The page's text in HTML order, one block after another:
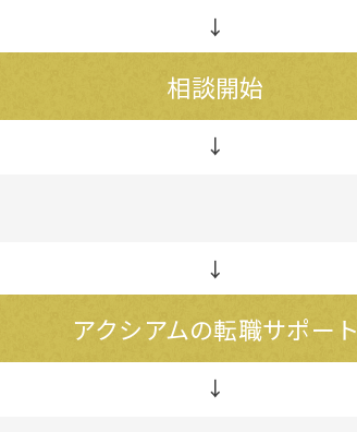
↓
相談開始
↓
アクシアムの転職サポート